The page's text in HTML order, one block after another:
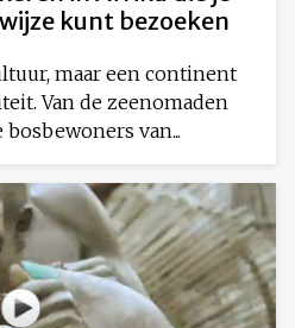
kunt bezoeken
maar een continent
Van de zeenomaden
bosbewoners van...